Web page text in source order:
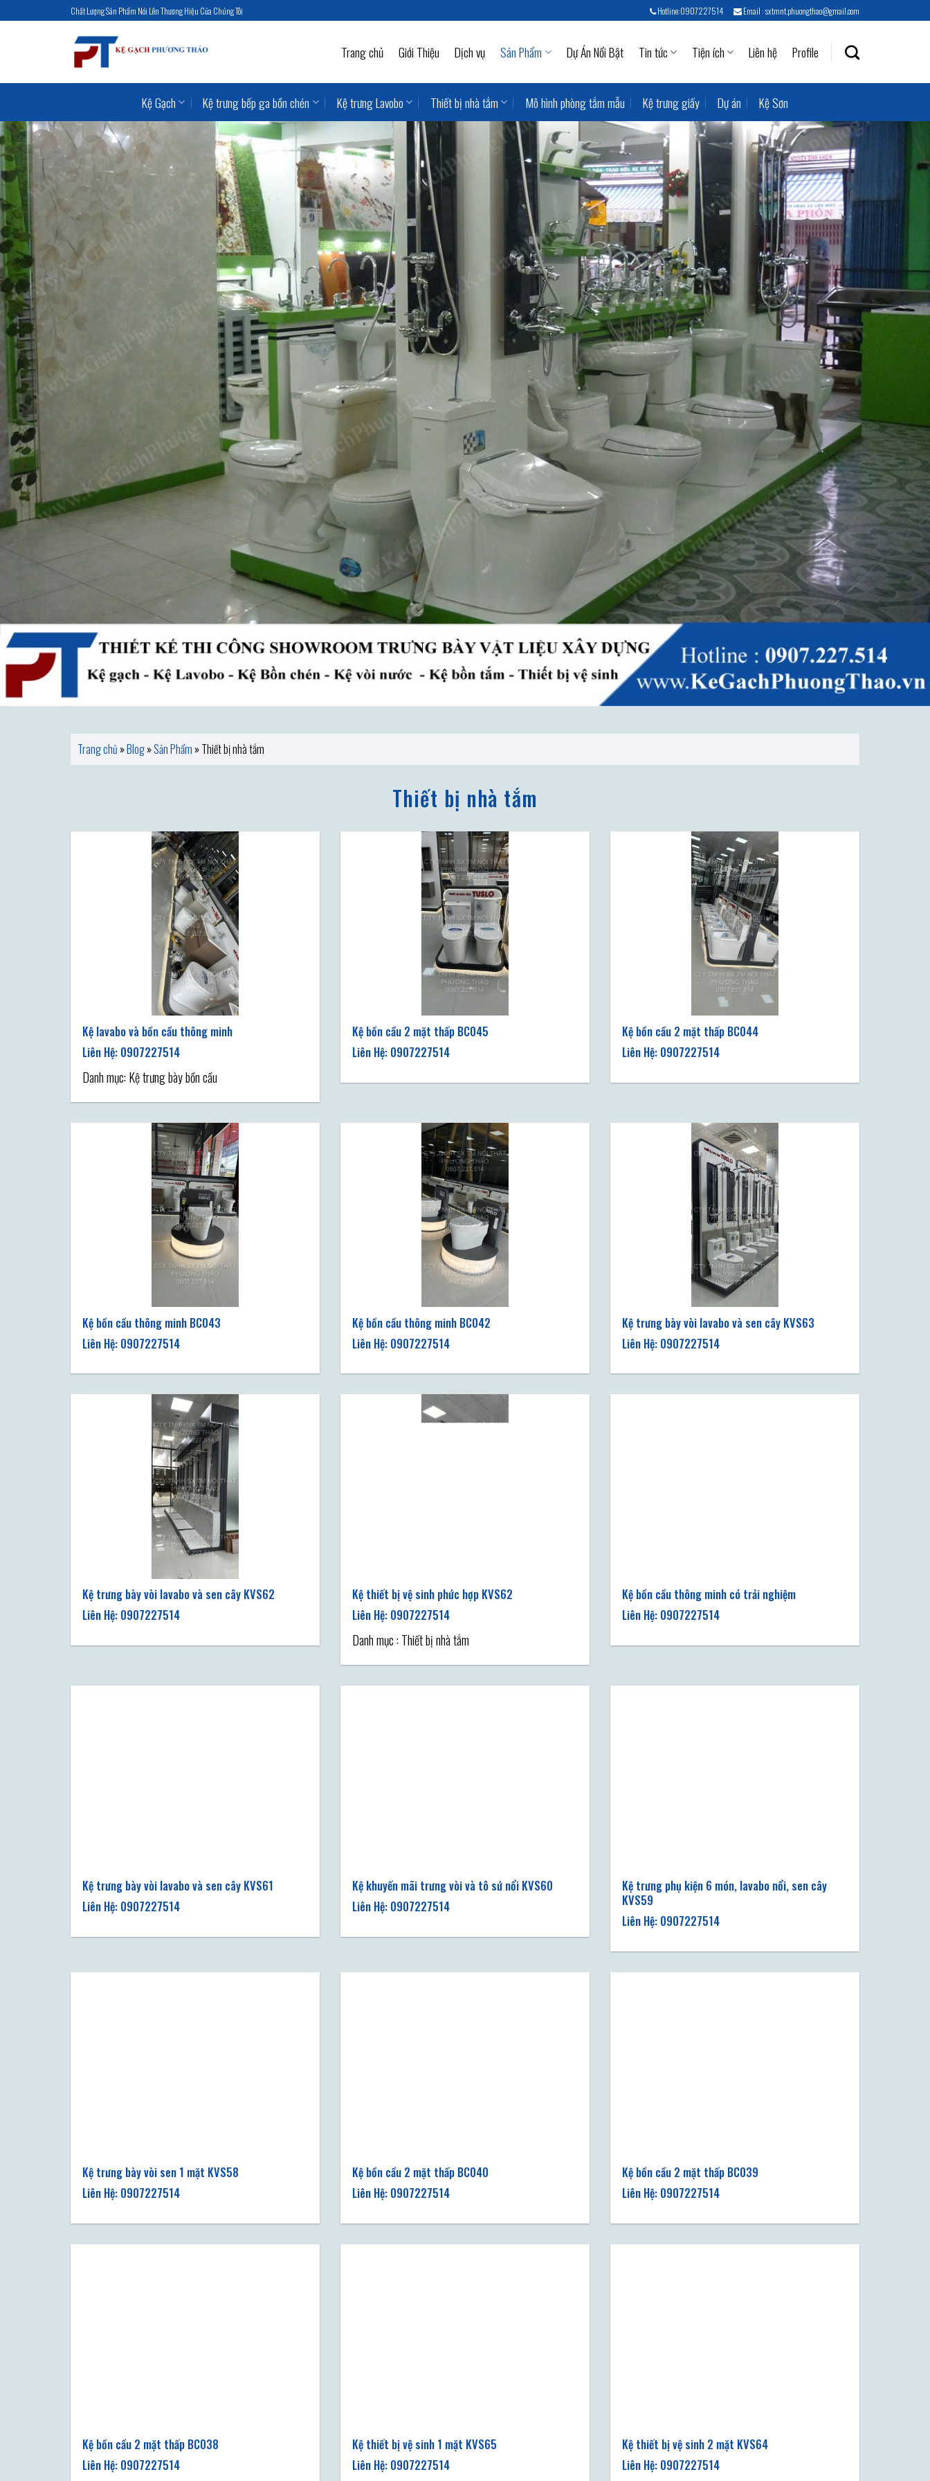
to
Chất Lượng Sản Phẩm Nói Lên Thương Hiệu Của Chúng Tôi Hotline:0907227514 Email : sxtmnt.phuongthao@gmail.com
Trang chủ Giới Thiệu Dịch vụ Sản Phẩm Dự Án Nổi Bật Tin tức Tiện ích Liên hệ Profile
Kệ Gạch Kệ trưng bếp ga bồn chén Kệ trưng Lavobo Thiết bị nhà tắm Mô hình phòng tắm mẫu Kệ trưng giấy Dự án Kệ Sơn
Trang chủ »Blog»Sản Phẩm »Thiết bị nhà tắm
Thiết bị nhà tắm
Kệ lavabo và bồn cầu thông minh
Danh mục: Kệ trưng bày bồn cầu
Kệ bồn cầu 2 mặt thấp BC045 Kệ bồn cầu 2 mặt thấp BC044
Kệ bồn cầu thông minh BC043 Kệ bồn cầu thông minh BC042 Kệ trưng bày vòi lavabo và sen cây KVS63
Kệ trưng bày vòi lavabo và sen cây KVS62 Kệ thiết bị vệ sinh phức hợp KVS62
Danh mục : Thiết bị nhà tắm
Kệ bồn cầu thông minh có trải nghiệm
Kệ trưng bày vòi lavabo và sen cây KVS61 Kệ khuyến mãi trưng vòi và tô sứ nổi KVS60
Kệ trưng phụ kiện 6 món, lavabo nổi, sen cây
KVS59
Kệ trưng bày vòi sen 1 mặt KVS58 Kệ bồn cầu 2 mặt thấp BC040 Kệ bồn cầu 2 mặt thấp BC039
Kệ bồn cầu 2 mặt thấp BC038 Kệ thiết bị vệ sinh 1 mặt KVS65 Kệ thiết bị vệ sinh 2 mặt KVS64